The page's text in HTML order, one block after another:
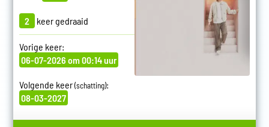
2 keer gedraaid
Vorige keer:
06-07-2026 om 00:14 uur
Volgende keer(schatting):
08-03-2027